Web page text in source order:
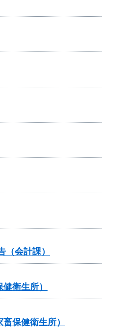
会計課）
衛生所）
保健衛生所）